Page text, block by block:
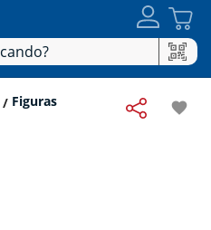
Figuras
favorite